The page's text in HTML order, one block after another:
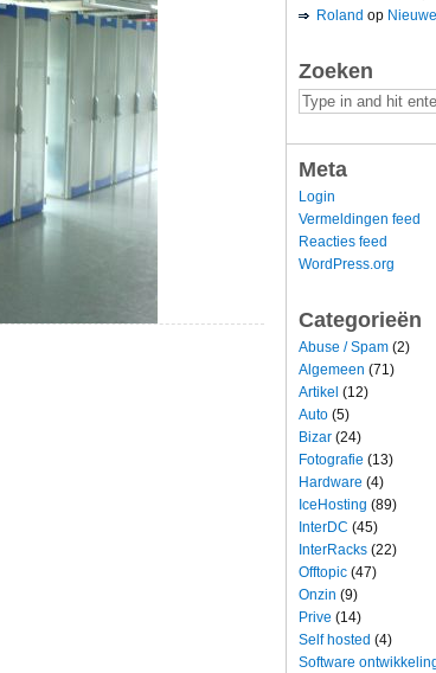
Roland op
Zoeken
Meta
Login
Vermeldingen feed
Reacties feed
WordPress.org
Categorieën
Abuse / Spam (2)
Algemeen (71)
Artikel (12)
Auto (5)
Bizar (24)
Fotografie (13)
Hardware (4)
IceHosting (89)
InterDC (45)
InterRacks (22)
Offtopic (47)
Onzin (9)
Prive (14)
Self hosted (4)
Software